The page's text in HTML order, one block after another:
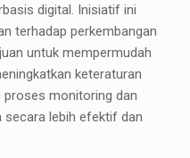
digital. Inisiatif ini
terhadap perkembangan
untuk mempermudah
keteraturan
monitoring dan
secara lebih efektif dan